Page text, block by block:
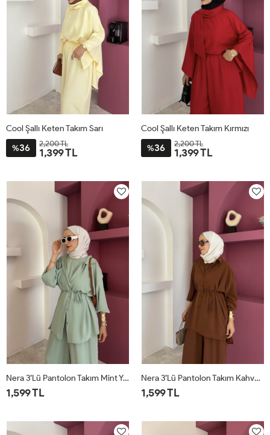
Cool Şallı Keten Takım Sarı
%36 2,200 TL
1,399 TL
Cool Şallı Keten Takım Kırmızı
%36 2,200 TL
1,399 TL
Nera 3’lü Pantolon Takım Mint Yeşili
1,599 TL
Nera 3’lü Pantolon Takım Kahverengi
1,599 TL